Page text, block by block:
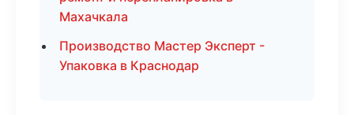
Махачкала
Производство Мастер Эксперт -
Упаковка в Краснодар